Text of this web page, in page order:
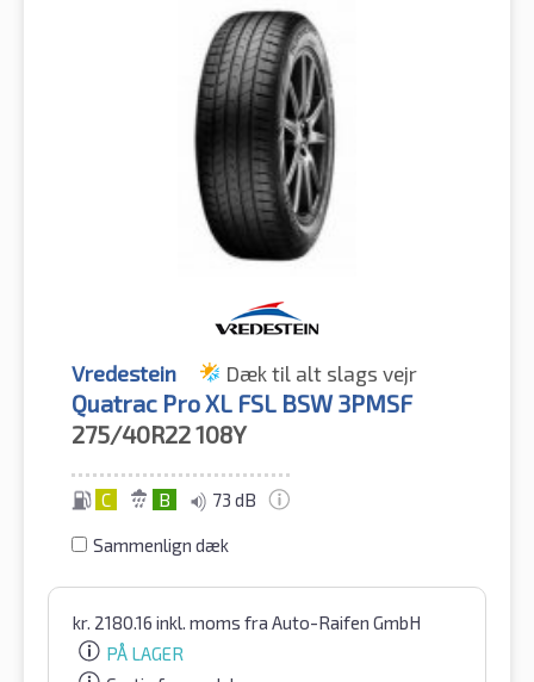
Vredestein Dæk til alt slags vejr
Quatrac Pro XL FSL BSW 3PMSF
275/40R22108Y
C B 73 dB
Sammenlign dæk
kr. 2180.16 inkl. moms fra Auto-Raifen GmbH
PÅ LAGER